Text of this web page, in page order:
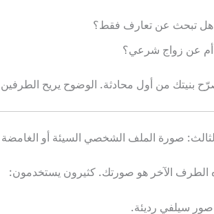
هل تبحث عن تعارف فقط؟
أم عن زواج شرعي؟
بنيتك من أول محادثة. الوضوح يريح
صورة الملف الشخصي السيئة أو الغامضة
الطرف الآخر هو صورتك. كثيرون يستخدمون:
صور سيلفي رديئة.